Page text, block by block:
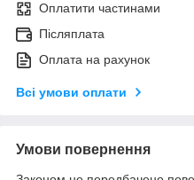
Оплатити частинами
Післяплата
Оплата на рахунок
Всі умови оплати
Умови повернення